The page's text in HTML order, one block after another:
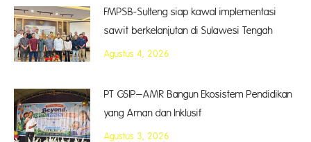
FMPSB-Sulteng siap kawal implementasi
sawit berkelanjutan di Sulawesi Tengah
Agustus 4, 2026
PT GSIP–AMR Bangun Ekosistem Pendidikan
yang Aman dan Inklusif
Agustus 3, 2026